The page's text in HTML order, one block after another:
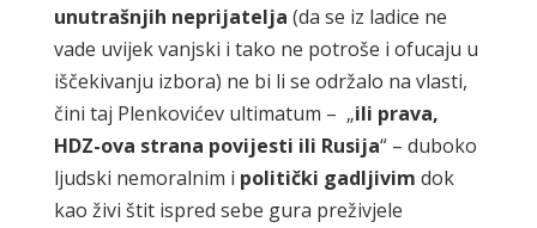
unutrašnjih neprijatelja (da se iz ladice ne
vade uvijek vanjski i tako ne potroše i ofucaju u
iščekivanju izbora) ne bi li se održalo na vlasti,
čini taj Plenkovićev ultimatum – „ili prava,
HDZ-ova strana povijesti ili Rusija“ – duboko
ljudski nemoralnim i politički gadljivim dok
kao živi štit ispred sebe gura preživjele